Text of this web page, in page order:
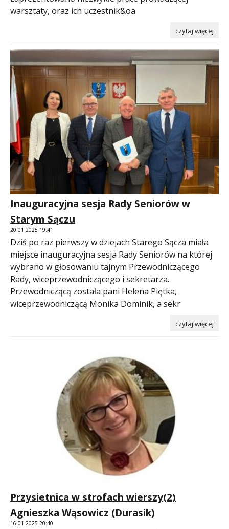
warsztaty, oraz ich uczestnik&oa
czytaj więcej
Inauguracyjna sesja Rady Seniorów w
Starym Sączu
20.01.2025 19:41
Dziś po raz pierwszy w dziejach Starego Sącza miała
miejsce inauguracyjna sesja Rady Seniorów na której
wybrano w głosowaniu tajnym Przewodniczącego
Rady, wiceprzewodniczącego i sekretarza.
Przewodniczącą została pani Helena Piętka,
wiceprzewodniczącą Monika Dominik, a sekr
czytaj więcej
Przysietnica w strofach wierszy(2)
Agnieszka Wąsowicz (Durasik)
16.01.2025 20:40